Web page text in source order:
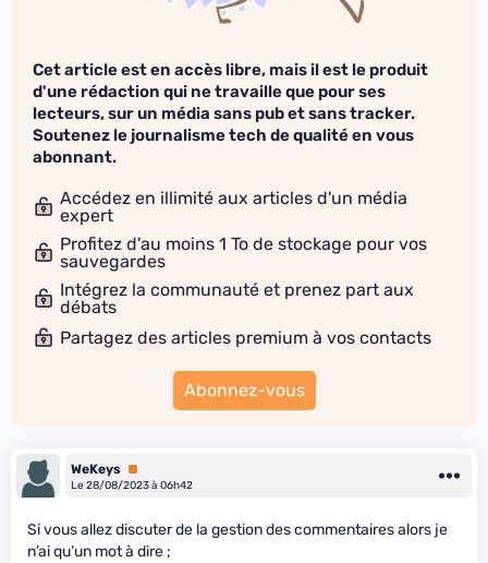
Cet article est en accès libre, mais il est le produit
d'une rédaction qui ne travaille que pour ses
lecteurs, sur un média sans pub et sans tracker.
Soutenez le journalisme tech de qualité en vous
abonnant.
Accédez en illimité aux articles d'un média
expert
Profitez d'au moins 1 To de stockage pour vos
sauvegardes
Intégrez la communauté et prenez part aux
débats
Partagez des articles premium à vos contacts
Abonnez-vous
WeKeys Premium
Le 28/08/2023 à 06h42
Si vous allez discuter de la gestion des commentaires alors je
n’ai qu’un mot à dire ;